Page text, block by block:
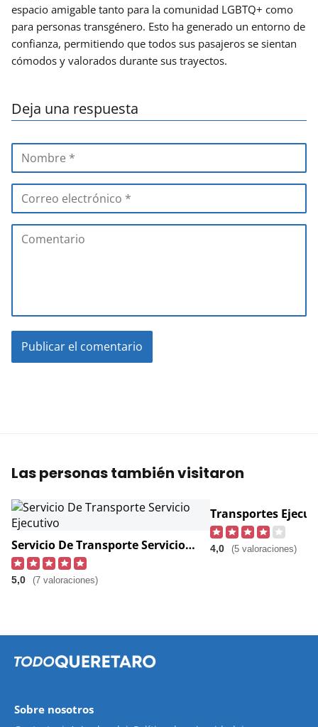
espacio amigable tanto para la comunidad LGBTQ+ como
para personas transgénero. Esto ha generado un entorno de
confianza, permitiendo que todos sus pasajeros se sientan
cómodos y valorados durante sus trayectos.
Deja una respuesta
Las personas también visitaron
Servicio De Transporte Servicio Ejecutivo
5,0 (7 valoraciones)
4,0 (5 valoraciones)
Sobre nosotros